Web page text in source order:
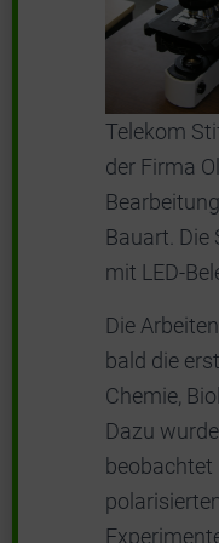
Telekom
der Firma
Bauart.
mit LED-
Die
bald die
Chemie,
Dazu